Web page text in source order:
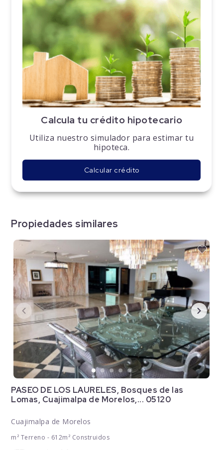
Calcula tu crédito hipotecario
Utiliza nuestro simulador para estimar tu
hipoteca.
Calcular crédito
Propiedades similares
PASEO DE LOS LAURELES, Bosques de las
Lomas, Cuajimalpa de Morelos,... 05120
Cuajimalpa de Morelos
m² Terreno - 612m² Construidos